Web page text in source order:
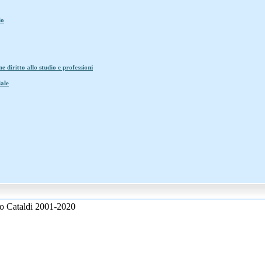
diritto allo studio e professioni
Cataldi 2001-2020